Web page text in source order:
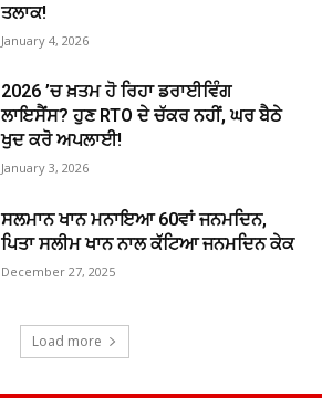
ਤਲਾਕ!
January 4, 2026
2026 ’ਚ ਖ਼ਤਮ ਹੋ ਰਿਹਾ ਡਰਾਈਵਿੰਗ
ਲਾਇਸੈਂਸ? ਹੁਣ RTO ਦੇ ਚੱਕਰ ਨਹੀਂ, ਘਰ ਬੈਠੇ
ਖੁਦ ਕਰੋ ਅਪਲਾਈ!
January 3, 2026
ਸਲਮਾਨ ਖਾਨ ਮਨਾਇਆ 60ਵਾਂ ਜਨਮਦਿਨ,
ਪਿਤਾ ਸਲੀਮ ਖਾਨ ਨਾਲ ਕੱਟਿਆ ਜਨਮਦਿਨ ਕੇਕ
December 27, 2025
Load more